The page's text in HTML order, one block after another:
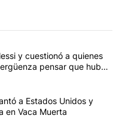
más comentarios en los
"Milei despidió a Jorge
y cuestionó a quienes
pensar que hubo
"La empresa que se le
a Estados Unidos y
en Vaca Muerta